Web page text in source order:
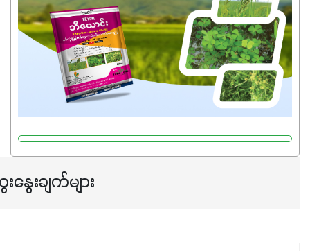
နွေးချက်များ